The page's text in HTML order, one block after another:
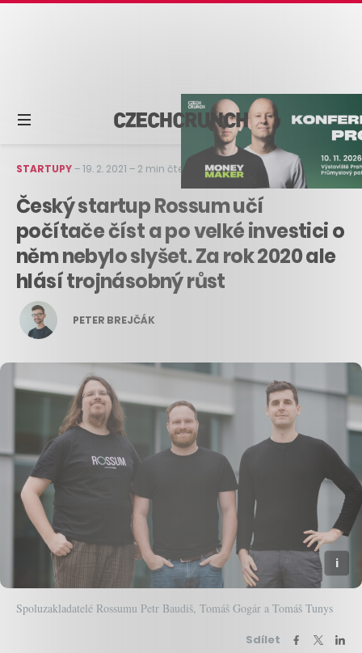
STARTUPY–19. 2. 2021 – 2 min čtení
Český startup Rossum učí
počítače číst a po velké investici o
něm nebylo slyšet. Za rok 2020 ale
hlásí trojnásobný růst
PETER BREJČÁK
Spoluzakladatelé Rossumu Petr Baudiš, Tomáš Gogár a Tomáš Tunys
Sdílet